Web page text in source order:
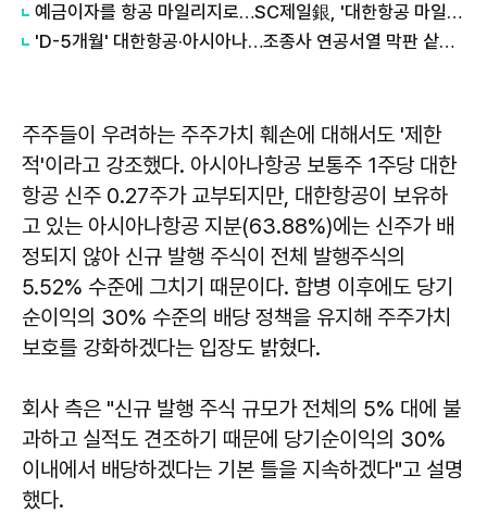
예금이자를 항공 마일리지로…SC제일銀, '대한항공 마일리지 예금' 출시
'D-5개월' 대한항공·아시아나…조종사 연공서열 막판 샅바싸움 점입가경
주주들이 우려하는 주주가치 훼손에 대해서도 '제한
적'이라고 강조했다. 아시아나항공 보통주 1주당 대한
항공 신주 0.27주가 교부되지만, 대한항공이 보유하
고 있는 아시아나항공 지분(63.88%)에는 신주가 배
정되지 않아 신규 발행 주식이 전체 발행주식의
5.52% 수준에 그치기 때문이다. 합병 이후에도 당기
순이익의 30% 수준의 배당 정책을 유지해 주주가치
보호를 강화하겠다는 입장도 밝혔다.
회사 측은 "신규 발행 주식 규모가 전체의 5% 대에 불
과하고 실적도 견조하기 때문에 당기순이익의 30%
이내에서 배당하겠다는 기본 틀을 지속하겠다"고 설명
했다.